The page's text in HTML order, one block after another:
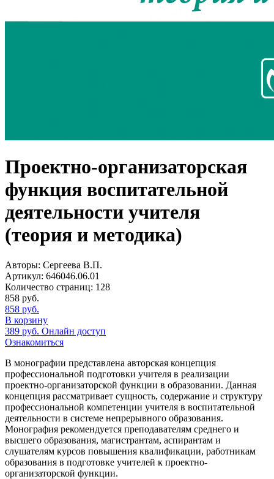
Проектно-организаторская
функция воспитательной
деятельности учителя
(теория и методика)
Авторы: Сергеева В.П.
Артикул: 646046.06.01
Количество страниц: 128
858 руб.
858 руб.
В корзину
389 руб. Онлайн доступ
Ознакомиться
В монографии представлена авторская концепция
профессиональной подготовки учителя в реализации
проектно-организаторской функции в образовании. Данная
концепция рассматривает сущность, содержание и структуру
профессиональной компетенции учителя в воспитательной
деятельности в системе непрерывного образования.
Монография рекомендуется преподавателям среднего и
высшего образования, магистрантам, аспирантам и
слушателям курсов повышения квалификации, работникам
образования в подготовке учителей к проектно-
организаторской функции.